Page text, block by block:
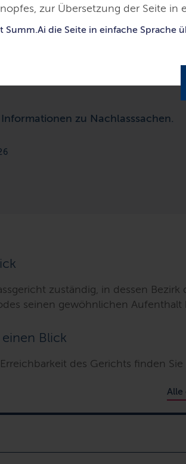
zur Übersetzung der Seite in
Summ.Ai die Seite in einfache Sprache
Lübeck Aufgaben
zu Nachlasssachen.
zuständig, in dessen Bezirk
seinen gewöhnlichen Aufenthalt
Blick
des Gerichts finden Sie
Alle